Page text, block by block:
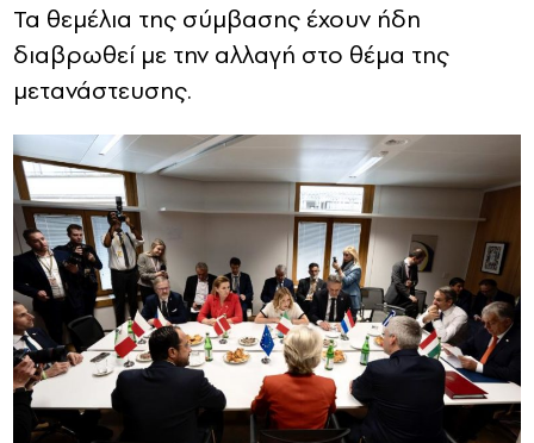
Τα θεμέλια της σύμβασης έχουν ήδη
διαβρωθεί με την αλλαγή στο θέμα της
μετανάστευσης.